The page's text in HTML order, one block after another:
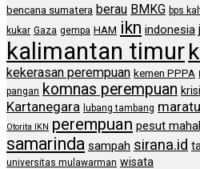
bencana sumatera berau BMKG bps
kukar Gaza gempa HAM ikn indonesia
kalimantan timur
kekerasan perempuan kemen PPPA
pangan komnas perempuan
Kartanegara lubang tambang
Otorita IKN perempuan pesut
samarinda sampah sirana.id
universitas mulawarman wisata